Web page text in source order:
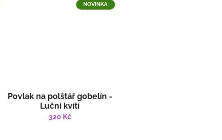
NOVINKA
Povlak na polštář gobelín -
Luční kvítí
320 Kč